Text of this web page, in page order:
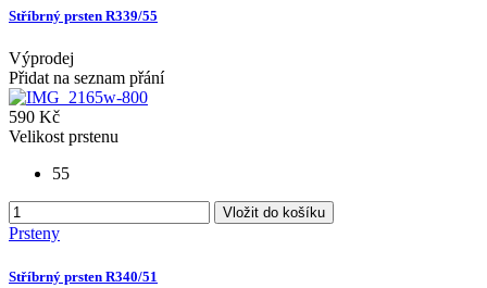
Stříbrný prsten R339/55
Výprodej
Přidat na seznam přání
590 Kč
Velikost prstenu
55
Vložit do košíku
Prsteny
Stříbrný prsten R340/51